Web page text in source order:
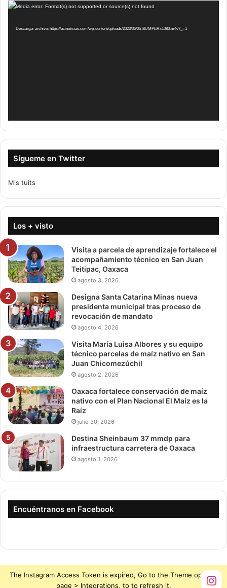
Reproductor
vídeo
Media error: Format(s) not supported or source(s) not found
Descargar archivo: https://acinoticias.com/wp-content/uploads/2023/05/05-BUMPERx1080.m4v?_=1
Sígueme en Twitter
Mis tuits
Los + visto
Visita a parcela de aprendizaje fortalece el
acompañamiento técnico en San Juan
Teitipac, Oaxaca
agosto 3, 2026
Designa Santa Catarina Minas nueva
presidenta municipal tras proceso de
revocación de mandato
agosto 4, 2026
Visita María Luisa Albores y su equipo
técnico parcelas de maíz nativo en San
Juan Chicomezúchil
agosto 2, 2026
Oaxaca fortalece conservación de maíz
nativo con el Plan Nacional El Maíz es la
Raíz
julio 30, 2026
Destina Sheinbaum 37 mmdp para
infraestructura carretera de Oaxaca
agosto 1, 2026
Encuéntranos en Facebook
The Instagram Access Token is expired, Go to the Theme options
page > Integrations, to to refresh it.